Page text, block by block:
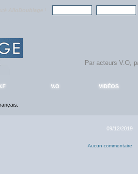
V.O VIDÉOS
09/12/2019
Aucun commentaire